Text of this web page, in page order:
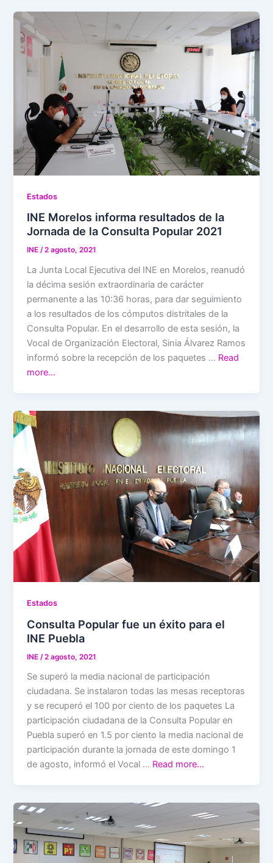
Estados
INE Morelos informa resultados de la
Jornada de la Consulta Popular 2021
INE/2 agosto, 2021
La Junta Local Ejecutiva del INE en Morelos, reanudó
la décima sesión extraordinaria de carácter
permanente a las 10:36 horas, para dar seguimiento
a los resultados de los cómputos distritales de la
Consulta Popular. En el desarrollo de esta sesión, la
Vocal de Organización Electoral, Sinia Álvarez Ramos
informó sobre la recepción de los paquetes … Read
more…
Estados
Consulta Popular fue un éxito para el
INE Puebla
INE /2 agosto, 2021
Se superó la media nacional de participación
ciudadana. Se instalaron todas las mesas receptoras
y se recuperó el 100 por ciento de los paquetes La
participación ciudadana de la Consulta Popular en
Puebla superó en 1.5 por ciento la media nacional de
participación durante la jornada de este domingo 1
de agosto, informó el Vocal … Read more…